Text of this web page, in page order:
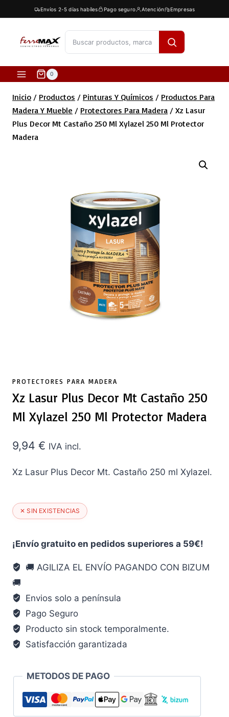
al
contenido
Envíos 2-5 días habíles Pago seguro Atención Empresas
0
Inicio / Productos / Pinturas Y Químicos / Productos Para
Madera Y Mueble / Protectores Para Madera / Xz Lasur
Plus Decor Mt Castaño 250 Ml Xylazel 250 Ml Protector
Madera
PROTECTORES PARA MADERA
Xz Lasur Plus Decor Mt Castaño 250
Ml Xylazel 250 Ml Protector Madera
9,94 € IVA incl.
Xz Lasur Plus Decor Mt. Castaño 250 ml Xylazel.
✕ SIN EXISTENCIAS
¡Envío gratuito en pedidos superiores a 59€!
🚚 AGILIZA EL ENVÍO PAGANDO CON BIZUM
🚚
Envios solo a península
Pago Seguro
Producto sin stock temporalmente.
Satisfacción garantizada
METODOS DE PAGO